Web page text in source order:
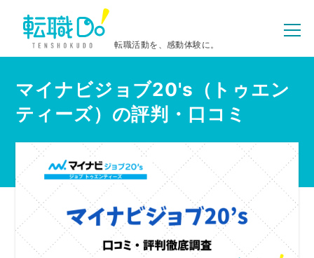
転職活動を、感動体験に。
マイナビジョブ20's（トゥエン
ティーズ）の評判・口コミ